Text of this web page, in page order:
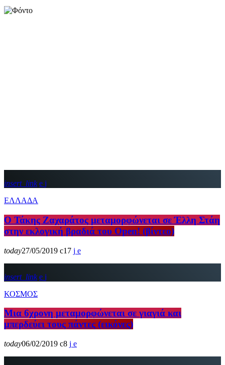
insert_link
ΕΛΛΑΔΑ
Ο Τάκης Ζαχαράτος μεταμορφώνεται σε Έλλη Στάη
στην εκλογική βραδιά του Open! (βίντεο)
today27/05/2019 17
insert_link
ΚΟΣΜΟΣ
Μια 6χρονη μεταμορφώνεται σε γιαγιά και
μπερδεύει τους πάντες (εικόνες)
today06/02/2019 8